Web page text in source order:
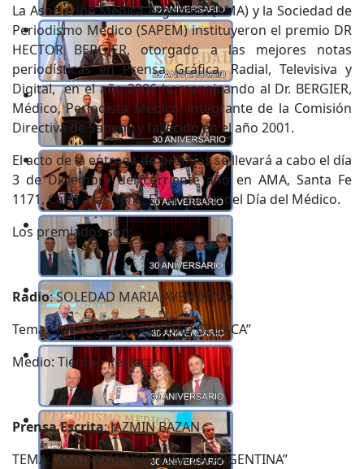
La Asociación Médica Argentina (AMA) y la Sociedad de
Periodismo Médico (SAPEM) instituyeron el premio DR
HECTOR BERGIER, otorgado a las mejores notas
periodísticas en Prensa Gráfica, Radial, Televisiva y
Digital, en el año 2006 homenajeando al Dr. BERGIER,
Médico, Periodista Médico, integrante de la Comisión
Directiva de Sapem y fallecido en el año 2001.
El acto de la entrega de premios se llevará a cabo el día
3 de Diciembre del corriente año en AMA, Santa Fe
1171, Caba a las 18hs. En el marco del Día del Médico.
Los premiados son:
Radio: SOLEDAD MARIA AVENDAÑO
Tema: “MES DE ENFERMEDAD CELIACA”
Medio: Tiempo Perfecto
Prensa Escrita: JAZMIN BAZAN
TEMA: “ANOREXIA NERVIOSA EN ARGENTINA”